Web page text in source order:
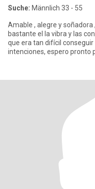
Suche: Männlich 33 - 55
Amable , alegre y
bastante el la vibra y las
que era tan difícil
intenciones, espero pronto